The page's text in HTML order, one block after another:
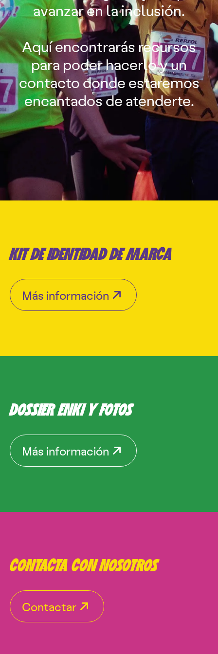
avanzar en la inclusión.
Aquí encontrarás recursos
para poder hacerlo y un
contacto donde estaremos
encantados de atenderte.
KIT DE IDENTIDAD DE MARCA
Más información
DOSSIER ENKI Y FOTOS
Más información
CONTACTA CON NOSOTROS
Contactar